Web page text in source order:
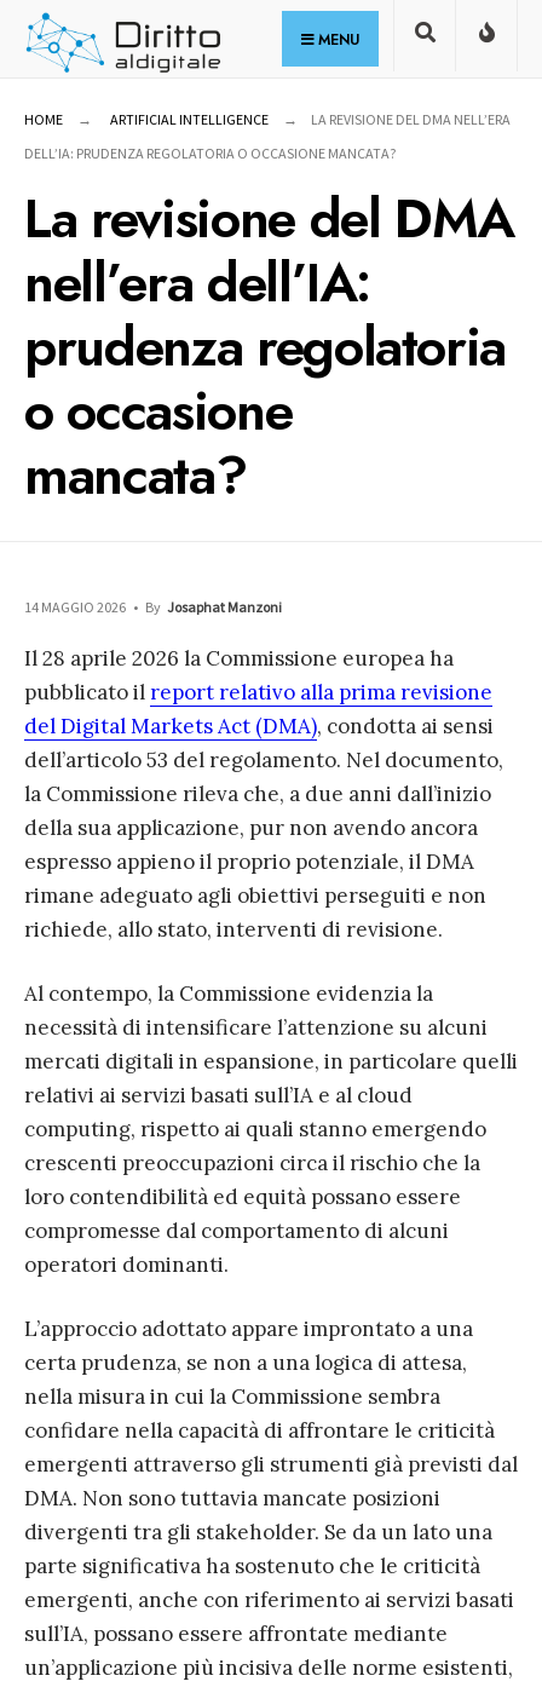
Skip
MENU
HOME ARTIFICIAL INTELLIGENCE
LA REVISIONE DEL DMA NELL’ERA
DELL’IA: PRUDENZA REGOLATORIA O OCCASIONE MANCATA?
La revisione del DMA
nell’era dell’IA:
prudenza regolatoria
o occasione
mancata?
14 MAGGIO 2026 • By Josaphat Manzoni
Il 28 aprile 2026 la Commissione europea ha
pubblicato ilreport relativo alla prima revisione
del Digital Markets Act (DMA), condotta ai sensi
dell’articolo 53 del regolamento. Nel documento,
la Commissione rileva che, a due anni dall’inizio
della sua applicazione, pur non avendo ancora
espresso appieno il proprio potenziale, il DMA
rimane adeguato agli obiettivi perseguiti e non
richiede, allo stato, interventi di revisione.
Al contempo, la Commissione evidenzia la
necessità di intensificare l’attenzione su alcuni
mercati digitali in espansione, in particolare quelli
relativi ai servizi basati sull’IA e al cloud
computing, rispetto ai quali stanno emergendo
crescenti preoccupazioni circa il rischio che la
loro contendibilità ed equità possano essere
compromesse dal comportamento di alcuni
operatori dominanti.
L’approccio adottato appare improntato a una
certa prudenza, se non a una logica di attesa,
nella misura in cui la Commissione sembra
confidare nella capacità di affrontare le criticità
emergenti attraverso gli strumenti già previsti dal
DMA. Non sono tuttavia mancate posizioni
divergenti tra gli stakeholder. Se da un lato una
parte significativa ha sostenuto che le criticità
emergenti, anche con riferimento ai servizi basati
sull’IA, possano essere affrontate mediante
un’applicazione più incisiva delle norme esistenti,